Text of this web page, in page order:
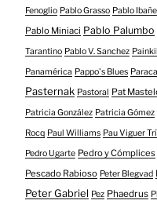
Fenoglio Pablo Grasso Pablo
Pablo Miniaci Pablo Palumbo
Tarantino Pablo V. Sanchez
Panamérica Pappo's Blues
Pasternak Pastoral Pat
Patricia González Patricia Gómez
Rocq Paul Williams Pau Viguer
Pedro Ugarte Pedro y Cómplices
Pescado Rabioso Peter Blegvad
Peter Gabriel Pez Phaedrus